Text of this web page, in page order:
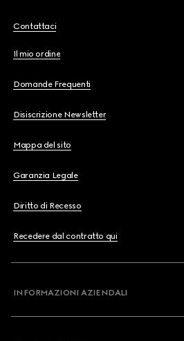
Contattaci
Il mio ordine
Domande Frequenti
Disiscrizione Newsletter
Mappa del sito
Garanzia Legale
Diritto di Recesso
Recedere dal contratto qui
INFORMAZIONI AZIENDALI